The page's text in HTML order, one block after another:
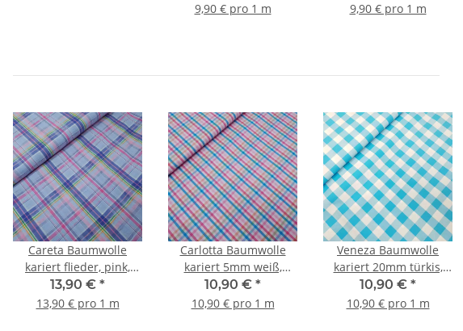
9,90 € pro 1 m
9,90 € pro 1 m
Careta Baumwolle
kariert flieder, pink,
grün
13,90 € *
13,90 € pro 1 m
Carlotta Baumwolle
kariert 5mm weiß,
türkis, rosa, orange,
grün
10,90 € *
10,90 € pro 1 m
Veneza Baumwolle
kariert 20mm türkis,
weiß
10,90 € *
10,90 € pro 1 m